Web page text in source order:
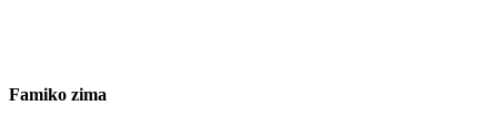
Famiko zima